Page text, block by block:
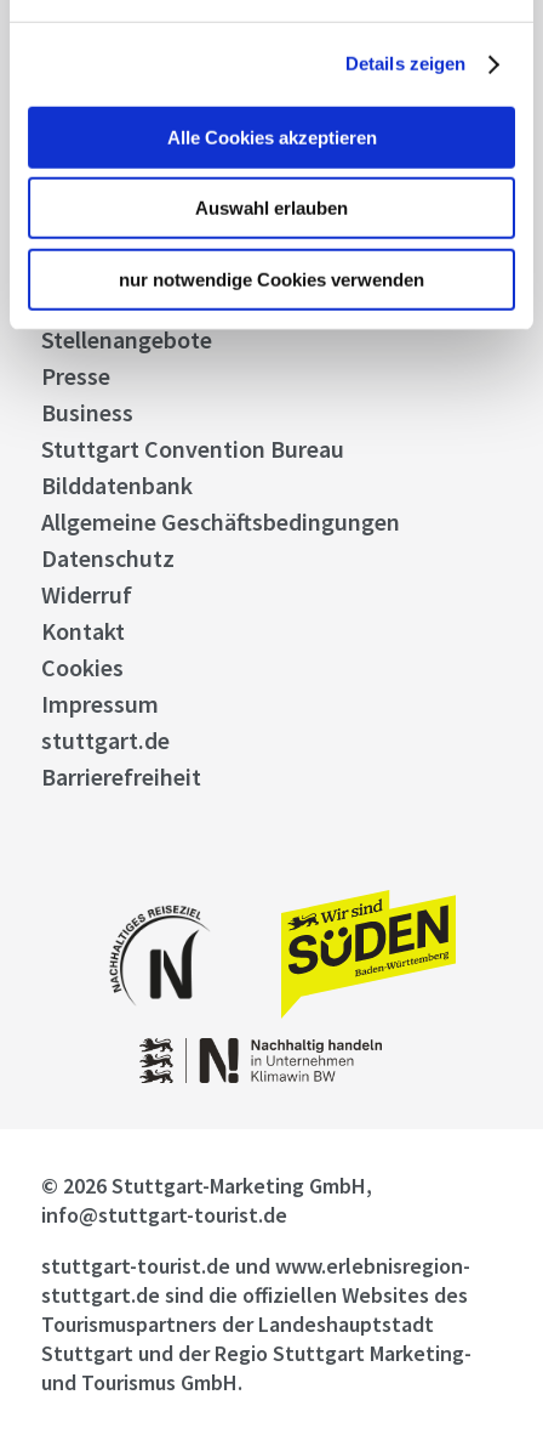
Details zeigen
Alle Cookies akzeptieren
Auswahl erlauben
nur notwendige Cookies verwenden
Mit unserem Newsletter bleiben Sie zu Events,
Highlights und aktuellen Angeboten in
Abonnieren
Über uns
Stellenangebote
Presse
Business
Stuttgart Convention Bureau
Bilddatenbank
Allgemeine Geschäftsbedingungen
Datenschutz
Widerruf
Kontakt
Cookies
Impressum
stuttgart.de
Barrierefreiheit
© 2026 Stuttgart-Marketing GmbH,
info@stuttgart-tourist.de
stuttgart-tourist.de und www.erlebnisregion-
stuttgart.de sind die offiziellen Websites des
Tourismuspartners der Landeshauptstadt
Stuttgart und der Regio Stuttgart Marketing-
und Tourismus GmbH.